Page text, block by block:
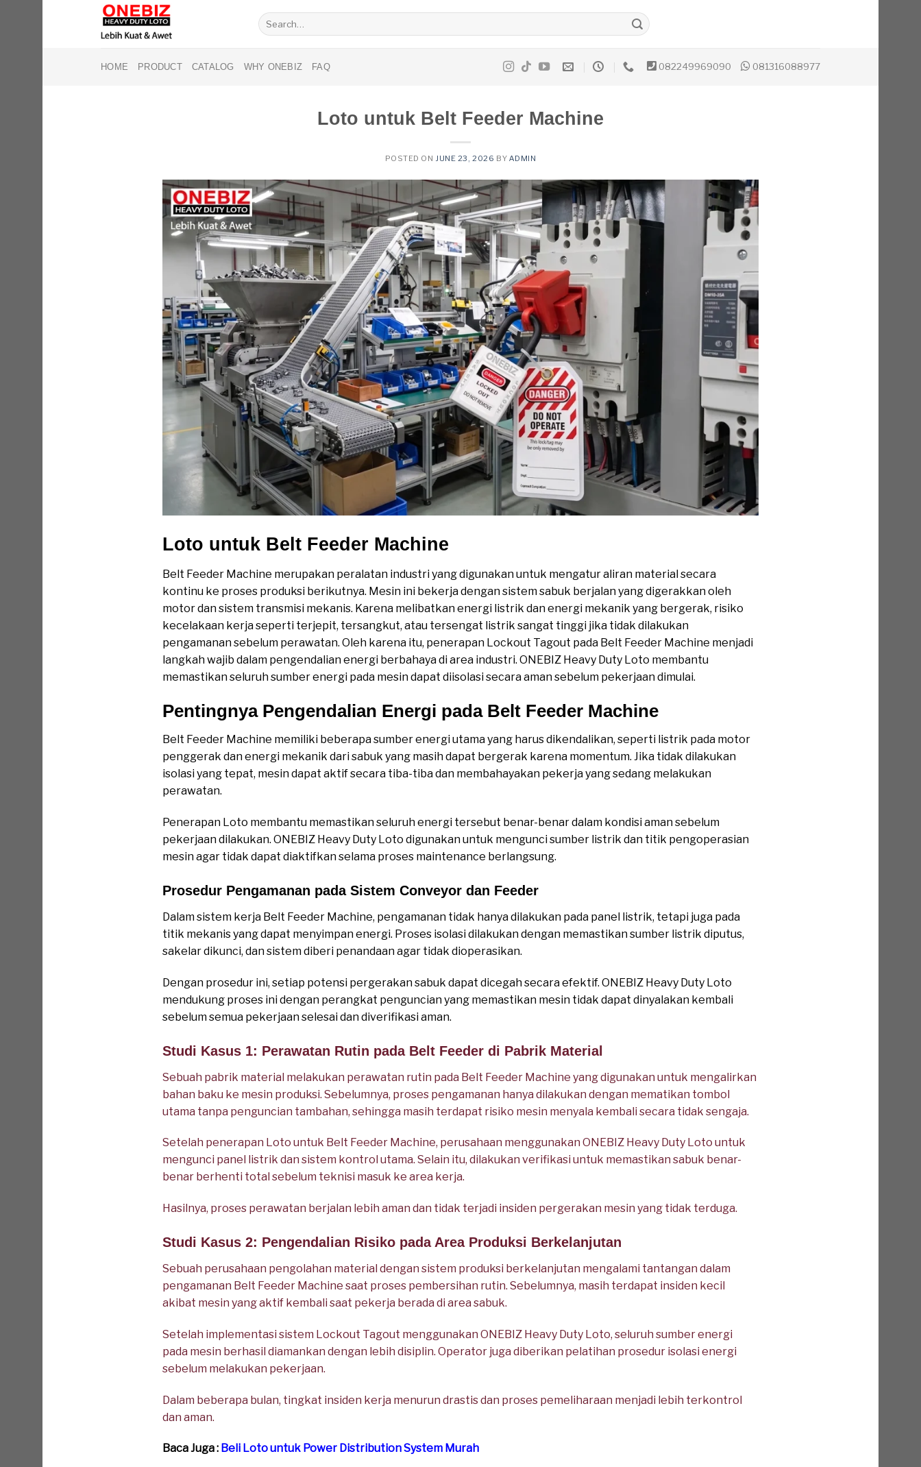
Search
for:
HOME PRODUCT CATALOG WHY ONEBIZ FAQ 082249969090 081316088977
Loto untuk Belt Feeder Machine
POSTED ON JUNE 23, 2026 BY ADMIN
Loto untuk Belt Feeder Machine
Belt Feeder Machine merupakan peralatan industri yang digunakan untuk mengatur aliran material secara
kontinu ke proses produksi berikutnya. Mesin ini bekerja dengan sistem sabuk berjalan yang digerakkan oleh
motor dan sistem transmisi mekanis. Karena melibatkan energi listrik dan energi mekanik yang bergerak, risiko
kecelakaan kerja seperti terjepit, tersangkut, atau tersengat listrik sangat tinggi jika tidak dilakukan
pengamanan sebelum perawatan. Oleh karena itu, penerapan Lockout Tagout pada Belt Feeder Machine menjadi
langkah wajib dalam pengendalian energi berbahaya di area industri. ONEBIZ Heavy Duty Loto membantu
memastikan seluruh sumber energi pada mesin dapat diisolasi secara aman sebelum pekerjaan dimulai.
Pentingnya Pengendalian Energi pada Belt Feeder Machine
Belt Feeder Machine memiliki beberapa sumber energi utama yang harus dikendalikan, seperti listrik pada motor
penggerak dan energi mekanik dari sabuk yang masih dapat bergerak karena momentum. Jika tidak dilakukan
isolasi yang tepat, mesin dapat aktif secara tiba-tiba dan membahayakan pekerja yang sedang melakukan
perawatan.
Penerapan Loto membantu memastikan seluruh energi tersebut benar-benar dalam kondisi aman sebelum
pekerjaan dilakukan. ONEBIZ Heavy Duty Loto digunakan untuk mengunci sumber listrik dan titik pengoperasian
mesin agar tidak dapat diaktifkan selama proses maintenance berlangsung.
Prosedur Pengamanan pada Sistem Conveyor dan Feeder
Dalam sistem kerja Belt Feeder Machine, pengamanan tidak hanya dilakukan pada panel listrik, tetapi juga pada
titik mekanis yang dapat menyimpan energi. Proses isolasi dilakukan dengan memastikan sumber listrik diputus,
sakelar dikunci, dan sistem diberi penandaan agar tidak dioperasikan.
Dengan prosedur ini, setiap potensi pergerakan sabuk dapat dicegah secara efektif. ONEBIZ Heavy Duty Loto
mendukung proses ini dengan perangkat penguncian yang memastikan mesin tidak dapat dinyalakan kembali
sebelum semua pekerjaan selesai dan diverifikasi aman.
Studi Kasus 1: Perawatan Rutin pada Belt Feeder di Pabrik Material
Sebuah pabrik material melakukan perawatan rutin pada Belt Feeder Machine yang digunakan untuk mengalirkan
bahan baku ke mesin produksi. Sebelumnya, proses pengamanan hanya dilakukan dengan mematikan tombol
utama tanpa penguncian tambahan, sehingga masih terdapat risiko mesin menyala kembali secara tidak sengaja.
Setelah penerapan Loto untuk Belt Feeder Machine, perusahaan menggunakan ONEBIZ Heavy Duty Loto untuk
mengunci panel listrik dan sistem kontrol utama. Selain itu, dilakukan verifikasi untuk memastikan sabuk benar-
benar berhenti total sebelum teknisi masuk ke area kerja.
Hasilnya, proses perawatan berjalan lebih aman dan tidak terjadi insiden pergerakan mesin yang tidak terduga.
Studi Kasus 2: Pengendalian Risiko pada Area Produksi Berkelanjutan
Sebuah perusahaan pengolahan material dengan sistem produksi berkelanjutan mengalami tantangan dalam
pengamanan Belt Feeder Machine saat proses pembersihan rutin. Sebelumnya, masih terdapat insiden kecil
akibat mesin yang aktif kembali saat pekerja berada di area sabuk.
Setelah implementasi sistem Lockout Tagout menggunakan ONEBIZ Heavy Duty Loto, seluruh sumber energi
pada mesin berhasil diamankan dengan lebih disiplin. Operator juga diberikan pelatihan prosedur isolasi energi
sebelum melakukan pekerjaan.
Dalam beberapa bulan, tingkat insiden kerja menurun drastis dan proses pemeliharaan menjadi lebih terkontrol
dan aman.
Baca Juga : Beli Loto untuk Power Distribution System Murah